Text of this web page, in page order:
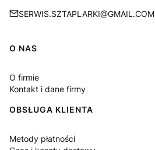
SERWIS.SZTAPLARKI@GMAIL.COM
Linki w stopce
O NAS
O firmie
Kontakt i dane firmy
OBSŁUGA KLIENTA
Metody płatności